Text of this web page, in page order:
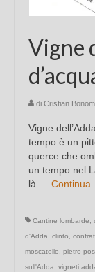
Vigne
di Cristian
Vigne
tempo è un
querce che
un tempo nel
là … Continua
Cantine lombarde
d'Adda
clinto
moscatello
pietro
sull'Adda
vigneti